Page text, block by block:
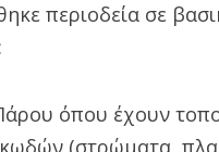
περιοδεία σε
όπου έχουν
(στρώματα,